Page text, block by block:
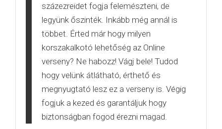
százezreidet fogja felemészteni, de
legyünk őszinték. Inkább még annál is
többet. Érted már hogy milyen
korszakalkotó lehetőség az Online
verseny? Ne habozz! Vágj bele! Tudod
hogy velünk átlátható, érthető és
megnyugtató lesz ez a verseny is. Végig
fogjuk a kezed és garantáljuk hogy
biztonságban fogod érezni magad.